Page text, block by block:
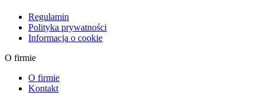
Regulamin
Polityka prywatności
Informacja o cookie
O firmie
O firmie
Kontakt